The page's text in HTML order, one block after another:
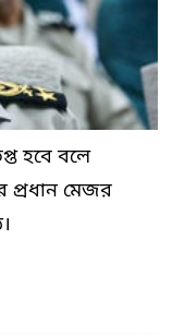
হবে বলে
প্রধান মেজর